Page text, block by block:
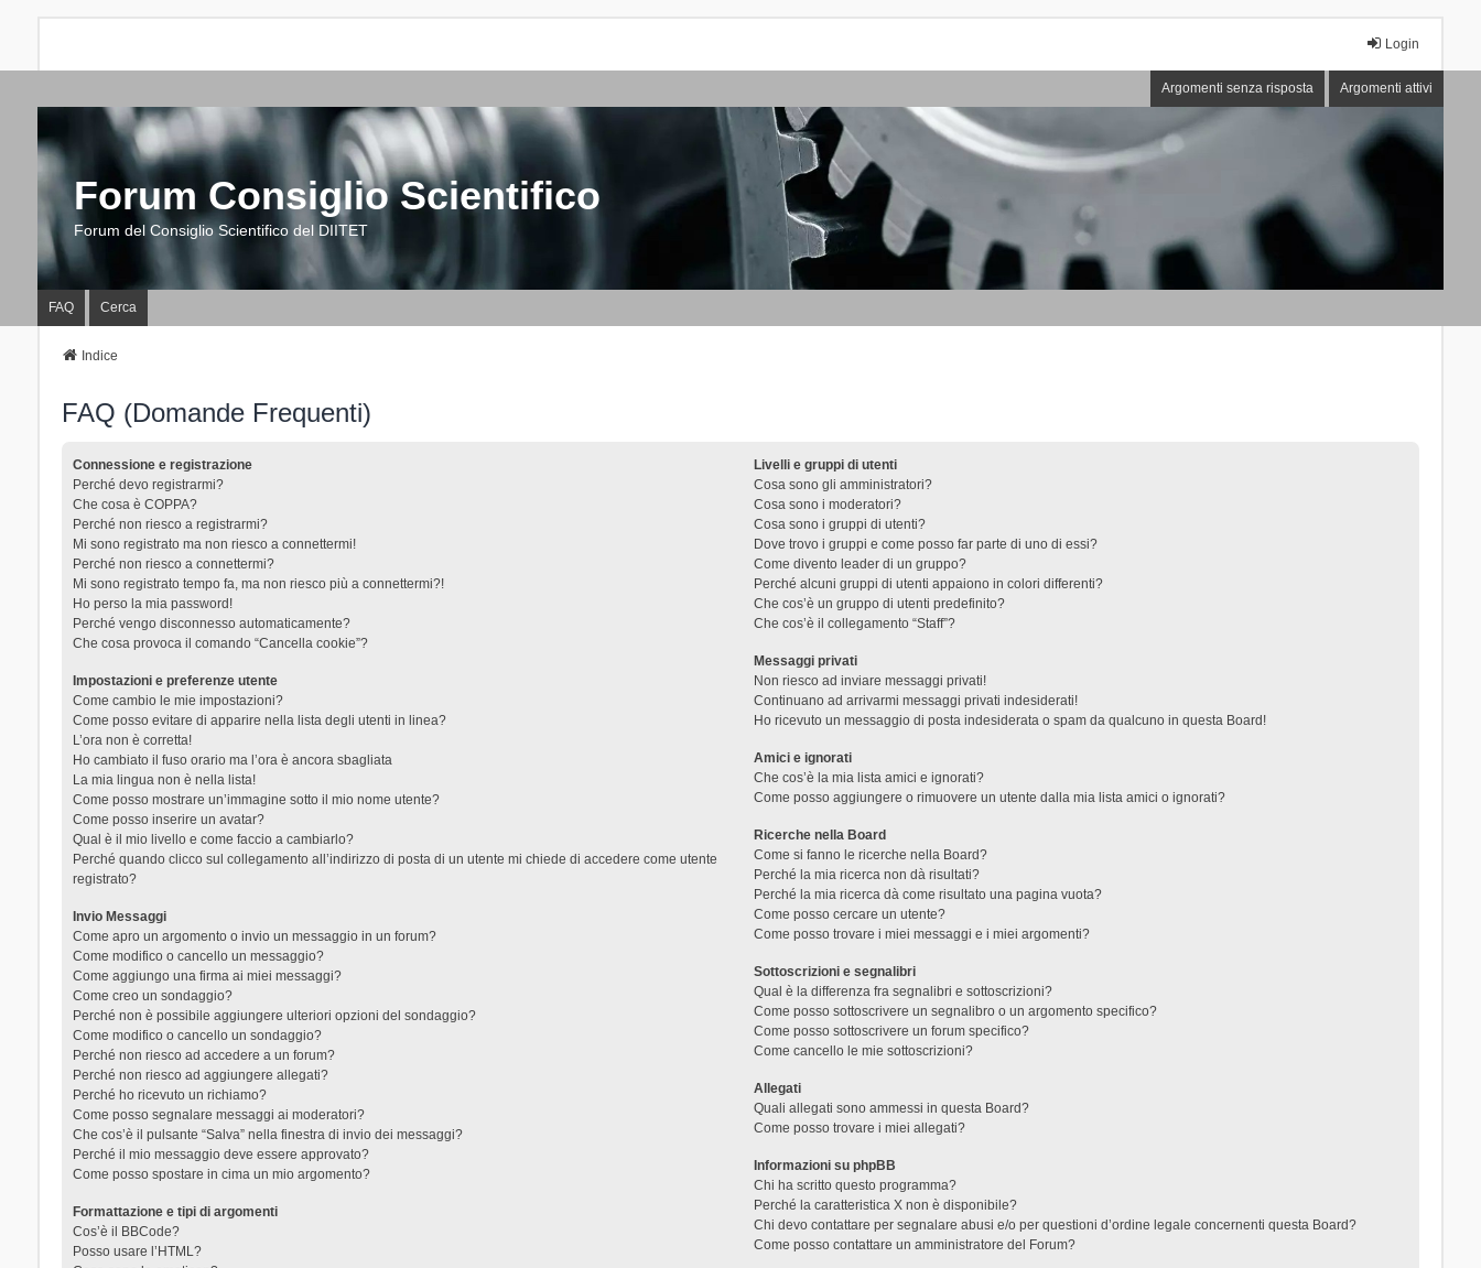
Login
Argomenti senza risposta Argomenti attivi
Forum Consiglio Scientifico
Forum del Consiglio Scientifico del DIITET
FAQ Cerca
Indice
FAQ (Domande Frequenti)
Connessione e registrazione
Perché devo registrarmi?
Che cosa è COPPA?
Perché non riesco a registrarmi?
Mi sono registrato ma non riesco a connettermi!
Perché non riesco a connettermi?
Mi sono registrato tempo fa, ma non riesco più a connettermi?!
Ho perso la mia password!
Perché vengo disconnesso automaticamente?
Che cosa provoca il comando “Cancella cookie”?
Impostazioni e preferenze utente
Come cambio le mie impostazioni?
Come posso evitare di apparire nella lista degli utenti in linea?
L’ora non è corretta!
Ho cambiato il fuso orario ma l’ora è ancora sbagliata
La mia lingua non è nella lista!
Come posso mostrare un’immagine sotto il mio nome utente?
Come posso inserire un avatar?
Qual è il mio livello e come faccio a cambiarlo?
Perché quando clicco sul collegamento all’indirizzo di posta di un utente mi chiede di accedere come utente
registrato?
Invio Messaggi
Come apro un argomento o invio un messaggio in un forum?
Come modifico o cancello un messaggio?
Come aggiungo una firma ai miei messaggi?
Come creo un sondaggio?
Perché non è possibile aggiungere ulteriori opzioni del sondaggio?
Come modifico o cancello un sondaggio?
Perché non riesco ad accedere a un forum?
Perché non riesco ad aggiungere allegati?
Perché ho ricevuto un richiamo?
Come posso segnalare messaggi ai moderatori?
Che cos’è il pulsante “Salva” nella finestra di invio dei messaggi?
Perché il mio messaggio deve essere approvato?
Come posso spostare in cima un mio argomento?
Formattazione e tipi di argomenti
Cos’è il BBCode?
Posso usare l’HTML?
Livelli e gruppi di utenti
Cosa sono gli amministratori?
Cosa sono i moderatori?
Cosa sono i gruppi di utenti?
Dove trovo i gruppi e come posso far parte di uno di essi?
Come divento leader di un gruppo?
Perché alcuni gruppi di utenti appaiono in colori differenti?
Che cos’è un gruppo di utenti predefinito?
Che cos’è il collegamento “Staff”?
Messaggi privati
Non riesco ad inviare messaggi privati!
Continuano ad arrivarmi messaggi privati indesiderati!
Ho ricevuto un messaggio di posta indesiderata o spam da qualcuno in questa Board!
Amici e ignorati
Che cos’è la mia lista amici e ignorati?
Come posso aggiungere o rimuovere un utente dalla mia lista amici o ignorati?
Ricerche nella Board
Come si fanno le ricerche nella Board?
Perché la mia ricerca non dà risultati?
Perché la mia ricerca dà come risultato una pagina vuota?
Come posso cercare un utente?
Come posso trovare i miei messaggi e i miei argomenti?
Sottoscrizioni e segnalibri
Qual è la differenza fra segnalibri e sottoscrizioni?
Come posso sottoscrivere un segnalibro o un argomento specifico?
Come posso sottoscrivere un forum specifico?
Come cancello le mie sottoscrizioni?
Allegati
Quali allegati sono ammessi in questa Board?
Come posso trovare i miei allegati?
Informazioni su phpBB
Chi ha scritto questo programma?
Perché la caratteristica X non è disponibile?
Chi devo contattare per segnalare abusi e/o per questioni d’ordine legale concernenti questa Board?
Come posso contattare un amministratore del Forum?